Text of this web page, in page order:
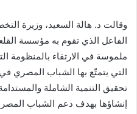
وقالت د. هالة السعيد، وزيرة
الفاعل الذي تقوم به مؤسسة
ملموسة في الارتقاء بالمنظومة
التي يتمتّع بها الشباب المصري
تحقيق التنمية الشاملة
إنشاؤها بهدف دعم الشباب